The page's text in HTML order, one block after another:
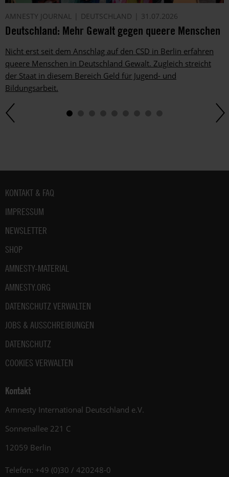
E-
Mail.
Dem
kannst
du
im
gesetzlichen
AMNESTY JOURNAL DEUTSCHLAND 31.07.2026
Deutschland: Mehr Gewalt gegen queere Menschen
Nicht erst seit dem Anschlag auf den CSD in Berlin erfahren
queere Menschen in Deutschland Gewalt. Zugleich streicht
der Staat in diesem Bereich Geld für Jugend- und
Bildungsarbeit.
Fußbereich
KONTAKT & FAQ
IMPRESSUM
NEWSLETTER
SHOP
AMNESTY-MATERIAL
AMNESTY.ORG
DATENSCHUTZ VERWALTEN
JOBS & AUSSCHREIBUNGEN
DATENSCHUTZ
COOKIES VERWALTEN
Kontakt
Amnesty International Deutschland e.V.
Sonnenallee 221 C
12059 Berlin
Telefon: +49 (0)30 / 420248-0